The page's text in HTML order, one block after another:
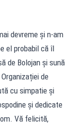
devreme și n-am
el probabil că îl
de Bolojan și sună
de
cu simpatie și
și dedicate
Vă felicită,